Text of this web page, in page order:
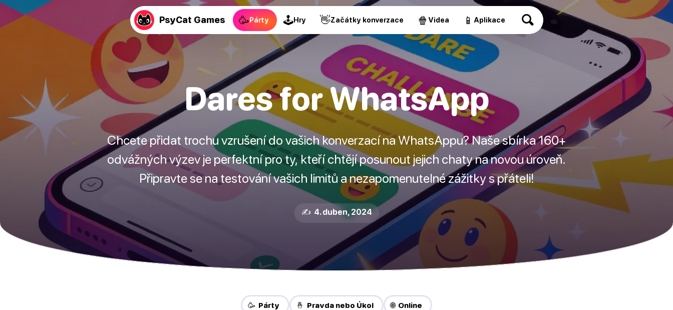
PsyCat Games 🥳Párty 🕹Hry 👋Začátky konverzace 🍿 Videa 📱 Aplikace
Dares for WhatsApp
Chcete přidat trochu vzrušení do vašich konverzací na WhatsAppu? Naše sbírka 160+
odvážných výzev je perfektní pro ty, kteří chtějí posunout jejich chaty na novou úroveň.
Připravte se na testování vašich limitů a nezapomenutelné zážitky s přáteli!
✍️ 4. duben, 2024
🥳 Párty 🤞 Pravda nebo Úkol 🌐 Online